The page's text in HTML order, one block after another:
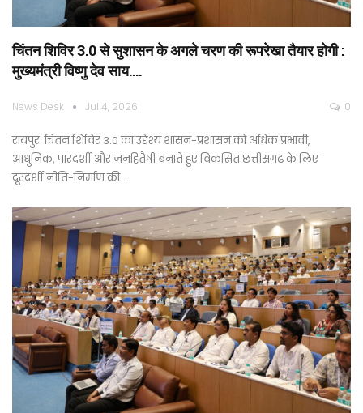
चिंतन शिविर 3.0 से सुशासन के अगले चरण की रूपरेखा तैयार होगी :
मुख्यमंत्री विष्णु देव साय….
News Desk Jul 4, 2026 0
रायपुर: चिंतन शिविर 3.0 का उद्देश्य शासन-प्रशासन को अधिक प्रभावी,
आधुनिक, पारदर्शी और जनहितैषी बनाते हुए विकसित छत्तीसगढ़ के लिए
दूरदर्शी नीति-निर्माण की…